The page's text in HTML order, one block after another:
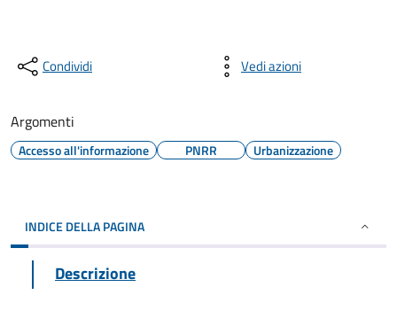
Condividi Vedi azioni
Argomenti
Accesso all'informazione PNRR Urbanizzazione
INDICE DELLA PAGINA
Descrizione